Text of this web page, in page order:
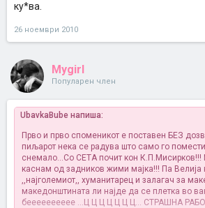
ку*ва.
26 ноември 2010
Mygirl
Популарен член
UbavkaBube напиша:
Прво и прво споменикот е поставен БЕЗ
пиљарот нека се радува што само го
снемало...Со СЕТА почит кон К.П.Мисирков!!!
каснам од задников жими мајка!!! Па Велија
,,најголемиот,, хуманитарец и залагач за
македонштината ли најде да се плетка во
бееееееееее ...Ц Ц Ц Ц Ц Ц Ц... СТРАШНА